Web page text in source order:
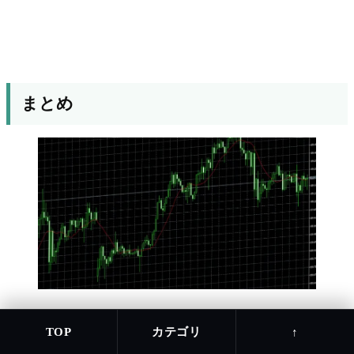
TOP カテゴリ ↑
まとめ
2026年6月1日週のUSDJPYは、159.26円付近を起点